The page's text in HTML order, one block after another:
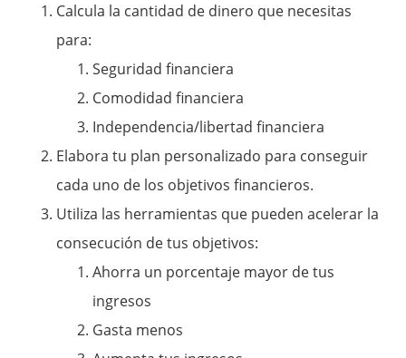
Calcula la cantidad de dinero que necesitas
para:
Seguridad financiera
Comodidad financiera
Independencia/libertad financiera
Elabora tu plan personalizado para conseguir
cada uno de los objetivos financieros.
Utiliza las herramientas que pueden acelerar la
consecución de tus objetivos:
Ahorra un porcentaje mayor de tus
ingresos
Gasta menos